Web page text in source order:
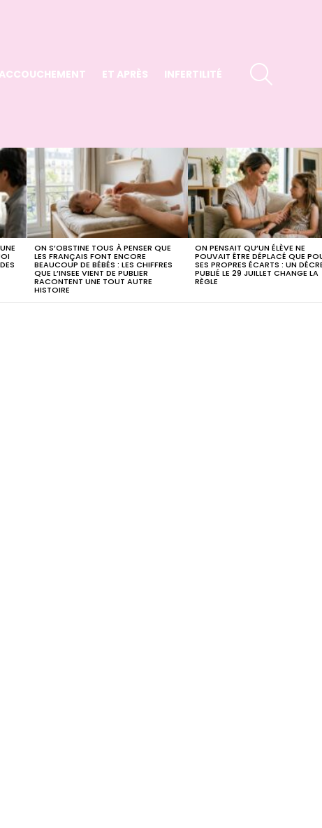
ACCOUCHEMENT ET APRÈS INFERTILITÉ
ON S’OBSTINE TOUS À PENSER QUE
LES FRANÇAIS FONT ENCORE
BEAUCOUP DE BÉBÉS : LES CHIFFRES
QUE L’INSEE VIENT DE PUBLIER
RACONTENT UNE TOUT AUTRE
HISTOIRE
ON PENSAIT QU’UN ÉLÈVE NE
POUVAIT ÊTRE DÉPLACÉ QUE
SES PROPRES ÉCARTS : UN
PUBLIÉ LE 29 JUILLET CHANGE LA
RÈGLE